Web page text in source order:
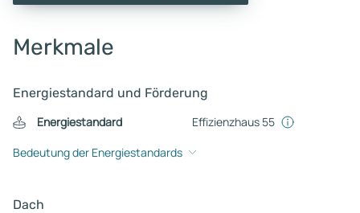
Merkmale
Energiestandard und Förderung
Energiestandard
Effizienzhaus 55
Bedeutung der Energiestandards
Dach